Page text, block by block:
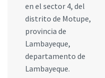
en el sector 4, del
distrito de Motupe,
provincia de
Lambayeque,
departamento de
Lambayeque.